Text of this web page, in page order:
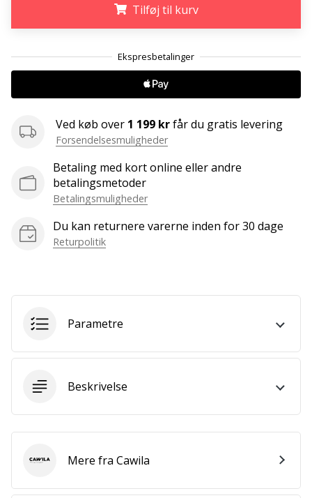
ambassadør
du
som
os?
os
Tilføj til kurv
Ved køb over 1 199 krfår du gratis levering
Forsendelsesmuligheder
Betaling med kort online eller andre
betalingsmetoder
Betalingsmuligheder
Du kan returnere varerne inden for 30 dage
Returpolitik
Parametre
Beskrivelse
CawilaMere fra Cawila